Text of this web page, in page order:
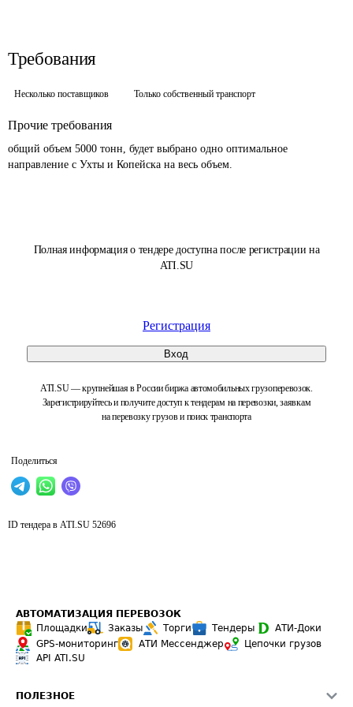
Полная информация о тендере доступна после регистрации на
ATI.SU
Регистрация
Вход
ATI.SU — крупнейшая в России биржа автомобильных грузоперевозок.
Зарегистрируйтесь и получите доступ к тендерам на перевозки, заявкам
на перевозку грузов и поиск транспорта
Поделиться
Требования
Несколько поставщиков Только собственный транспорт
Прочие требования
общий объем 5000 тонн, будет выбрано одно оптимальное
направление с Ухты и Копейска на весь объем.
ID тендера в ATI.SU 52696
АВТОМАТИЗАЦИЯ ПЕРЕВОЗОК
Площадки
Заказы Торги Тендеры
АТИ-Доки
GPS-мониторинг
АТИ Мессенджер
Цепочки грузов
API ATI.SU
ПОЛЕЗНОЕ